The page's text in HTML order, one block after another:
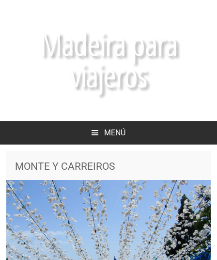
Madeira para
viajeros
MENÚ
MONTE Y CARREIROS